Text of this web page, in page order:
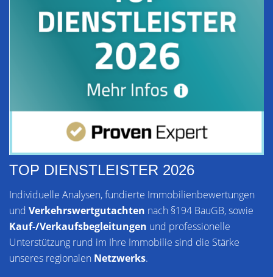
TOP DIENSTLEISTER 2026
Individuelle Analysen, fundierte Immobilienbewertungen
und Verkehrswertgutachten nach §194 BauGB, sowie
Kauf-/Verkaufsbegleitungen und professionelle
Unterstützung rund im Ihre Immobilie sind die Stärke
unseres regionalen Netzwerks.